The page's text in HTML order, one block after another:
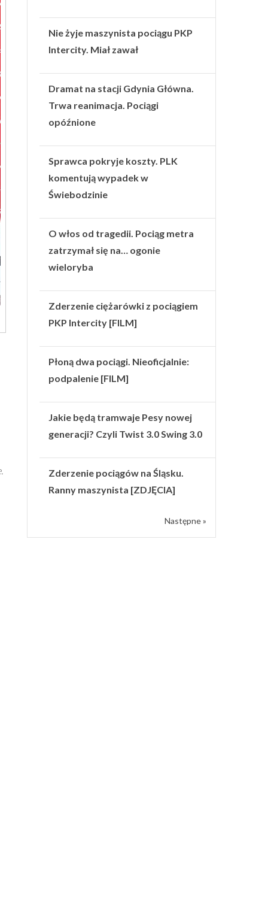
Nie żyje maszynista pociągu PKP
Intercity. Miał zawał
Dramat na stacji Gdynia Główna.
Trwa reanimacja. Pociągi
opóźnione
Sprawca pokryje koszty. PLK
komentują wypadek w
Świebodzinie
O włos od tragedii. Pociąg metra
zatrzymał się na… ogonie
wieloryba
Zderzenie ciężarówki z pociągiem
PKP Intercity [FILM]
Płoną dwa pociągi. Nieoficjalnie:
podpalenie [FILM]
Jakie będą tramwaje Pesy nowej
generacji? Czyli Twist 3.0 Swing 3.0
Zderzenie pociągów na Śląsku.
Ranny maszynista [ZDJĘCIA]
Następne »